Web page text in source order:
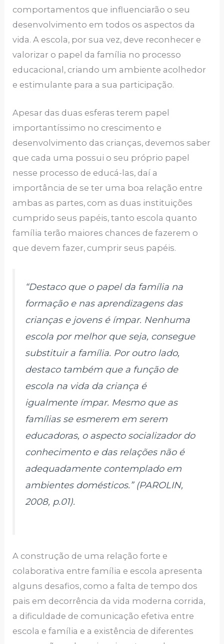
comportamentos que influenciarão o seu
desenvolvimento em todos os aspectos da
vida. A escola, por sua vez, deve reconhecer e
valorizar o papel da família no processo
educacional, criando um ambiente acolhedor
e estimulante para a sua participação.
Apesar das duas esferas terem papel
importantíssimo no crescimento e
desenvolvimento das crianças, devemos saber
que cada uma possui o seu próprio papel
nesse processo de educá-las, daí a
importância de se ter uma boa relação entre
ambas as partes, com as duas instituições
cumprido seus papéis, tanto escola quanto
família terão maiores chances de fazerem o
que devem fazer, cumprir seus papéis.
“Destaco que o papel da família na
formação e nas aprendizagens das
crianças e jovens é ímpar. Nenhuma
escola por melhor que seja, consegue
substituir a família. Por outro lado,
destaco também que a função de
escola na vida da criança é
igualmente ímpar. Mesmo que as
famílias se esmerem em serem
educadoras, o aspecto socializador do
conhecimento e das relações não é
adequadamente contemplado em
ambientes domésticos.” (PAROLIN,
2008, p.01).
A construção de uma relação forte e
colaborativa entre família e escola apresenta
alguns desafios, como a falta de tempo dos
pais em decorrência da vida moderna corrida,
a dificuldade de comunicação efetiva entre
escola e família e a existência de diferentes